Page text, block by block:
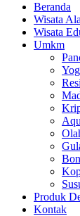
Beranda
Wisata
Wisata
Umkm
Produk
Kontak